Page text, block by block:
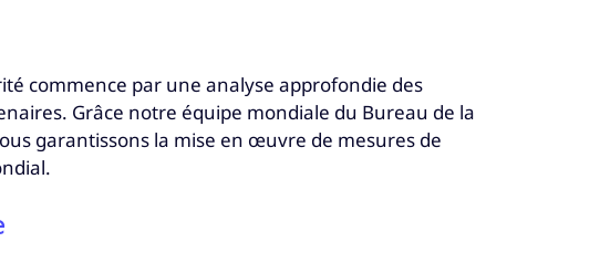
commence par une analyse approfondie des
Grâce notre équipe mondiale du Bureau de la
garantissons la mise en œuvre de mesures de